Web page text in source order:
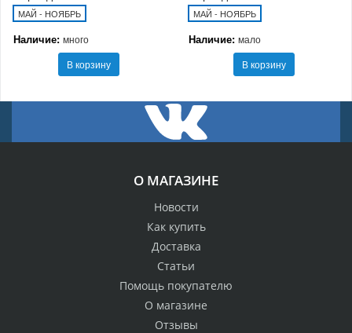
МАЙ - НОЯБРЬ
Наличие: много
В корзину
МАЙ - НОЯБРЬ
Наличие: мало
В корзину
О МАГАЗИНЕ
Новости
Как купить
Доставка
Статьи
Помощь покупателю
О магазине
Отзывы